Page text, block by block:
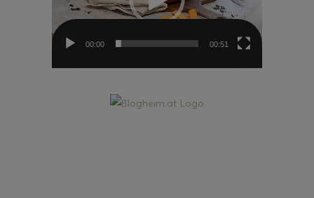
00:00 00:51